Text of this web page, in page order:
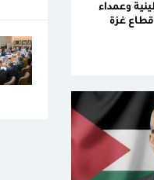
وعمداء
غزة